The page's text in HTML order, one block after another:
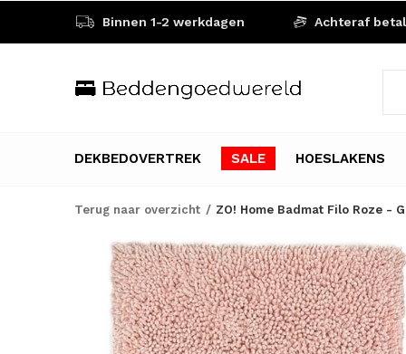
DEKBEDOVERTREK SALE HOESLAKENS
Binnen 1-2 werkdagen Achteraf
Terug naar overzicht ZO! Home Badmat Filo Roze -